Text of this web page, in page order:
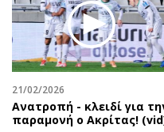
21/02/2026
Ανατροπή - κλειδί για
παραμονή ο Ακρίτας!